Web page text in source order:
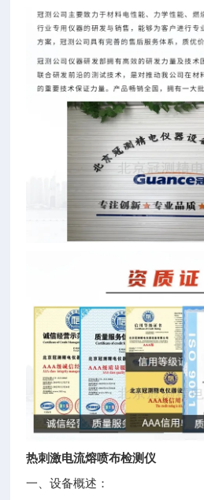
热刺激电流熔喷布检测仪
一、设备概述：